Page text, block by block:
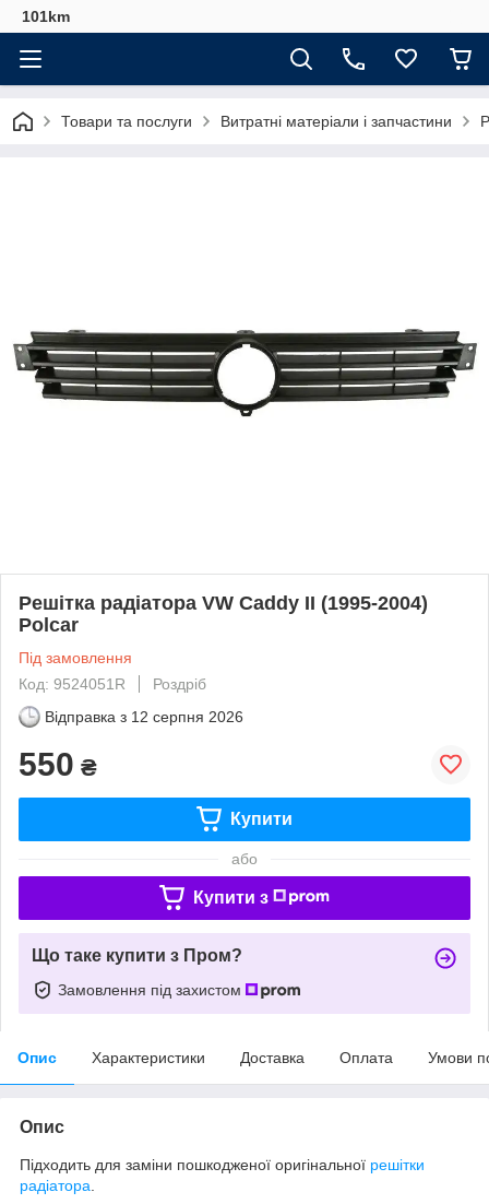
101km
Товари та послуги Витратні матеріали і запчастини
Решітка радіатора VW Caddy II (1995-2004)
Polcar
Під замовлення
Код: 9524051R
Роздріб
Відправка з 12 серпня 2026
550 ₴
Купити
або
Купити з
Що таке купити з Пром?
Замовлення під захистом
Опис Характеристики Доставка Оплата Умови
Опис
Підходить для заміни пошкодженої оригінальної решітки
радіатора